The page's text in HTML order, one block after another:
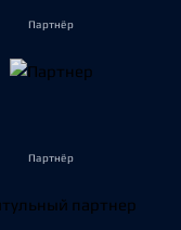
Партнёр
Партнёр